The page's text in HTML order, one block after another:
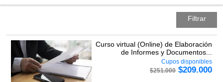
Filtrar
Curso virtual (Online) de Elaboración
de Informes y Documentos...
Cupos disponibles
$251.000 $209.000